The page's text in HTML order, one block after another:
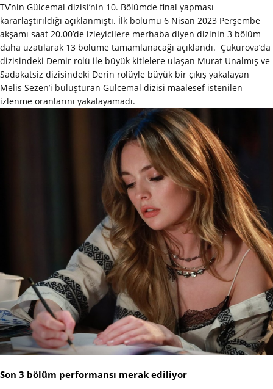
TV’nin Gülcemal dizisi’nin 10. Bölümde final yapması
kararlaştırıldığı açıklanmıştı. İlk bölümü 6 Nisan 2023 Perşembe
akşamı saat 20.00’de izleyicilere merhaba diyen dizinin 3 bölüm
daha uzatılarak 13 bölüme tamamlanacağı açıklandı. Çukurova’da
dizisindeki Demir rolü ile büyük kitlelere ulaşan Murat Ünalmış ve
Sadakatsiz dizisindeki Derin rolüyle büyük bir çıkış yakalayan
Melis Sezen’i buluşturan Gülcemal dizisi maalesef istenilen
izlenme oranlarını yakalayamadı.
Son 3 bölüm performansı merak ediliyor